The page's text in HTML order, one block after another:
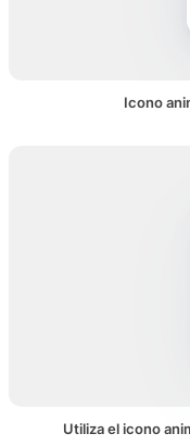
Icono
Utiliza el icono